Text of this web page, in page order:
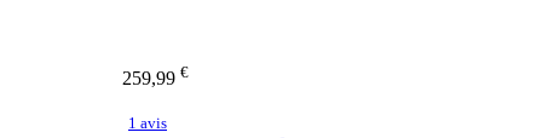
259,99 €
1 avis